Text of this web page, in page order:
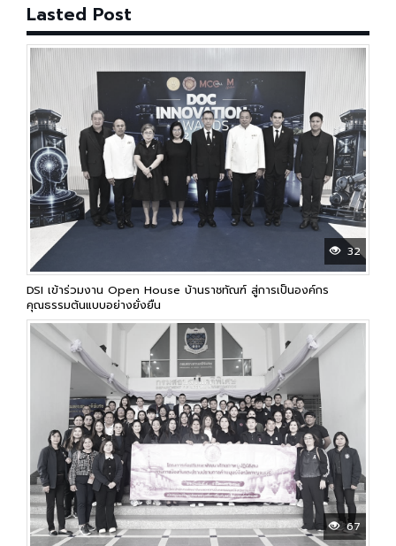
Lasted Post
32
DSI เข้าร่วมงาน Open House บ้านราชทัณฑ์ สู่การเป็นองค์กร
คุณธรรมต้นแบบอย่างยั่งยืน
67